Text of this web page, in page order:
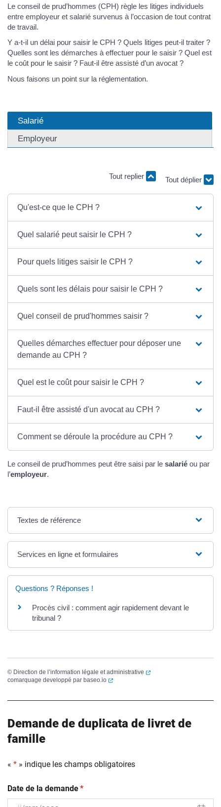
Le conseil de prud’hommes (CPH) règle les litiges individuels
entre employeur et salarié survenus à l’occasion de tout contrat
de travail.
Y a-t-il un délai pour saisir le CPH ? Quels litiges peut-il traiter ?
Quelles sont les démarches à effectuer pour le saisir ? Quel est
le coût pour le saisir ? Faut-il être assisté d’un avocat ?
Nous faisons un point sur la réglementation.
Salarié
Employeur
Tout replier Tout déplier
Qu'est-ce que le CPH ?
Quel salarié peut saisir le CPH ?
Pour quels litiges saisir le CPH ?
Quels sont les délais pour saisir le CPH ?
Quel conseil de prud'hommes saisir ?
Quelles démarches effectuer pour déposer une
demande au CPH ?
Quel est le coût pour saisir le CPH ?
Faut-il être assisté d'un avocat au CPH ?
Comment se déroule la procédure au CPH ?
Le conseil de prud’hommes peut être saisi par le salarié ou par
l’employeur.
Textes de référence
Services en ligne et formulaires
Questions ? Réponses !
Procès civil : comment agir rapidement devant le
tribunal ?
© Direction de l’information légale et administrative
(ouverture dans un
comarquage developpé par baseo.io (ouverture dans un nouvel onglet)
Demande de duplicata de livret de
famille
« * » indique les champs obligatoires
Date de la demande(obligatoire)
*